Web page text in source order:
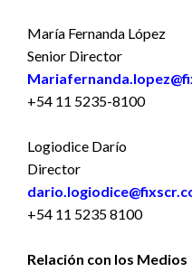
María Fernanda López
Senior Director
+54 11 5235-8100
Logiodice Darío
Director
+54 11 5235 8100
Relación con los Medios